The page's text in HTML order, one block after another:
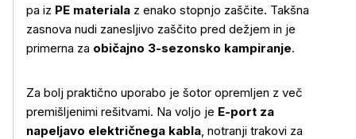
pa iz PE materiala z enako stopnjo zaščite. Takšna
zasnova nudi zanesljivo zaščito pred dežjem in je
primerna za običajno 3‑sezonsko kampiranje.
Za bolj praktično uporabo je šotor opremljen z več
premišljenimi rešitvami. Na voljo je E‑port za
napeljavo električnega kabla, notranji trakovi za